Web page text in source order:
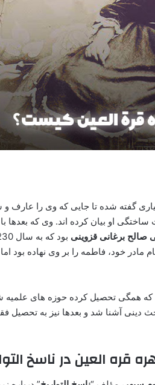
گفته شده تا جایی که وی را عارف و
او بیان کرده اند. وی که بعدها
صالح برغانی قزوینی بود که به سال 1230ق
مادر خود، فاطمه را بر وی نهاده بود
همگی تحصیل کرده حوزه های علمیه
دینی آشنا شد و بعدها نیز به تحصیل
قره العین در ناسخ